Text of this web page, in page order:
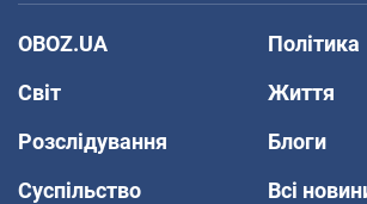
OBOZ.UA
Політика
Світ
Життя
Розслідування
Блоги
Суспільство
Всі